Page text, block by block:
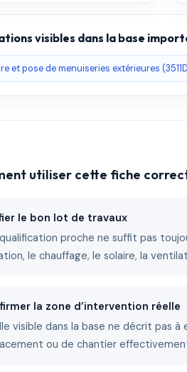
visibles dans la base
et pose de menuiseries extérieures
utiliser cette fiche
le bon lot de travaux
proche ne suffit pas
le chauffage, le solaire, la
la zone d’intervention réelle
visible dans la base ne décrit pas
ou de chantier